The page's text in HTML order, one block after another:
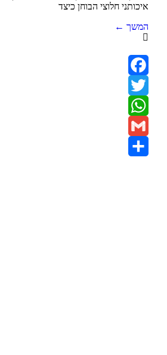
איכותני חלוצי הבוחן כיצד
המשך ←
Facebook
Twitter
WhatsApp
Gmail